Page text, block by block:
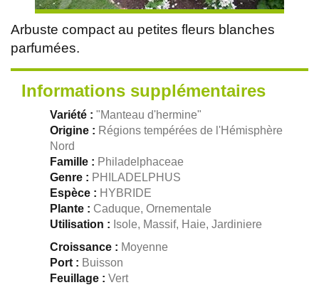
Arbuste compact au petites fleurs blanches
parfumées.
Informations supplémentaires
Variété : "Manteau d'hermine"
Origine : Régions tempérées de l'Hémisphère
Nord
Famille : Philadelphaceae
Genre : PHILADELPHUS
Espèce : HYBRIDE
Plante : Caduque, Ornementale
Utilisation : Isole, Massif, Haie, Jardiniere
Croissance : Moyenne
Port : Buisson
Feuillage : Vert